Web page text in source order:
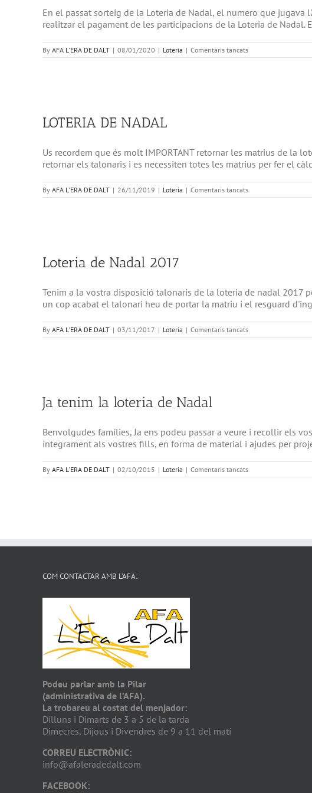
En el passat sorteig de la Loteria de Nadal, el numero que jugava
realitzar el pagament de les participacions de la Loteria de Nadal.
By AFA L'ERA DE DALT | 08/01/2020 | Loteria | Comentaris tancatsa
COBRAMENT
LOTERIA DE NADAL
Us recordem que és molt IMPORTANT retornar les matrius de la
retornar els talonaris i es necessiten totes les matrius per fer el
By AFA L'ERA DE DALT | 26/11/2019 | Loteria | Comentaris tancatsa
LOTERIA
Loteria de Nadal 2017
Tenim a la vostra disposició talonaris de la loteria de nadal 2017
un cop acabat el talonari heu de portar la matriu i el resguard
By AFA L'ERA DE DALT | 03/11/2017 | Loteria | Comentaris tancatsa
Loteria
Ja tenim la loteria de Nadal
Benvolgudes famílies, Ja ens podeu passar a veure i recollir els
íntegrament als vostres fills, en forma de material i ajudes per
By AFA L'ERA DE DALT | 02/10/2015 | Loteria | Comentaris tancatsa
Ja
COM CONTACTAR AMB L’AFA:
Podeu parlar amb la Pilar
(administrativa de l’AFA).
La trobareu al costat del menjador:
Dilluns i Dimarts de 3 a 5 de la tarda
Dimecres, Dijous i Divendres de 9 a 11 del matí
CORREU ELECTRÒNIC:
info@afaleradedalt.com
FACEBOOK: